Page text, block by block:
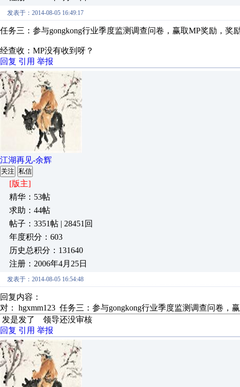
发表于：2014-08-05 16:49:17
任务三：参与gongkong行业季度监测调查问卷，赢取MP奖励，奖
经查收：MP没有收到呀？
回复 引用 举报
江湖再见-余辉
关注 私信
[版主]
精华：53帖
求助：44帖
帖子：3351帖 | 28451回
年度积分：603
历史总积分：131640
注册：2006年4月25日
发表于：2014-08-05 16:54:48
回复内容：
对： hgxmm123 任务三：参与gongkong行业季度监测调查问卷，
发是发了 领导还没审核
回复 引用 举报